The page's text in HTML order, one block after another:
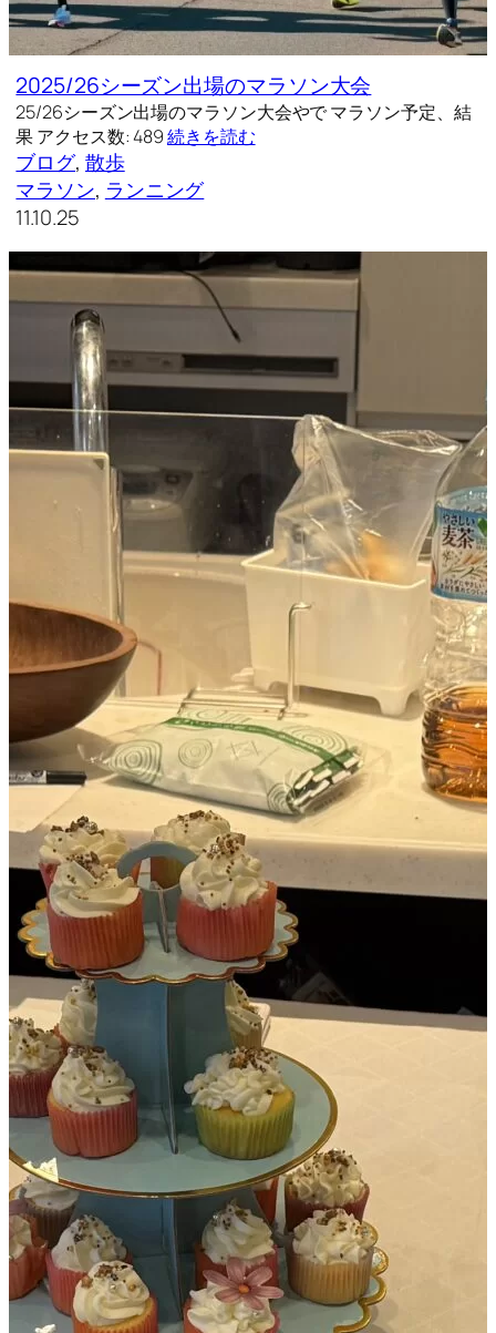
2025/26シーズン出場のマラソン大会
25/26シーズン出場のマラソン大会やで マラソン予定、結
果 アクセス数: 489続きを読む
ブログ, 散歩
マラソン, ランニング
11.10.25